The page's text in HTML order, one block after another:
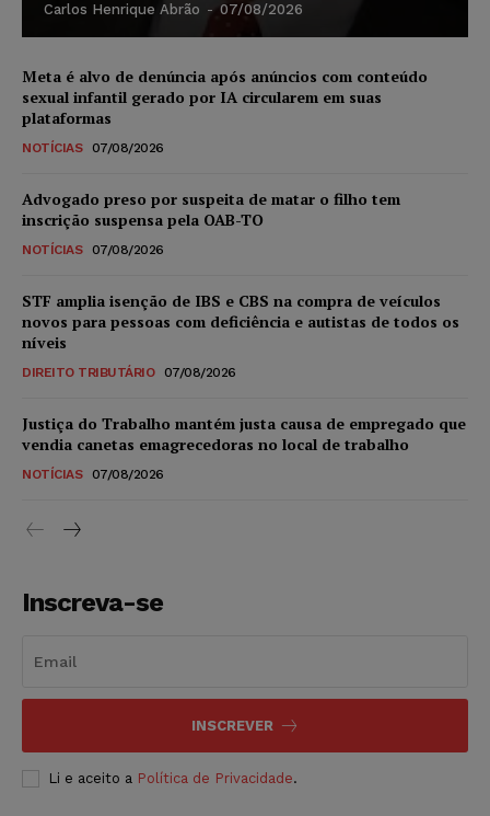
Carlos Henrique Abrão - 07/08/2026
Meta é alvo de denúncia após anúncios com conteúdo
sexual infantil gerado por IA circularem em suas
plataformas
NOTÍCIAS 07/08/2026
Advogado preso por suspeita de matar o filho tem
inscrição suspensa pela OAB-TO
NOTÍCIAS 07/08/2026
STF amplia isenção de IBS e CBS na compra de veículos
novos para pessoas com deficiência e autistas de todos os
níveis
DIREITO TRIBUTÁRIO 07/08/2026
Justiça do Trabalho mantém justa causa de empregado que
vendia canetas emagrecedoras no local de trabalho
NOTÍCIAS 07/08/2026
Inscreva-se
INSCREVER
Li e aceito a Política de Privacidade.